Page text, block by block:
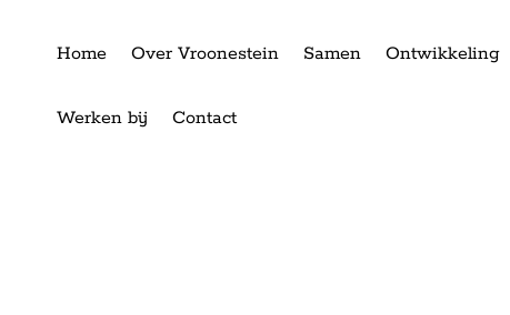
Home Over Vroonestein Samen Ontwikkeling
Werken bij Contact